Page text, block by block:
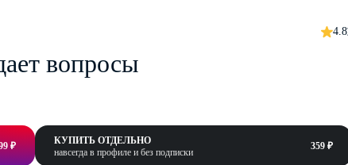
4.8
вопросы
₽
КУПИТЬ ОТДЕЛЬНО
навсегда в профиле и без подписки
359 ₽